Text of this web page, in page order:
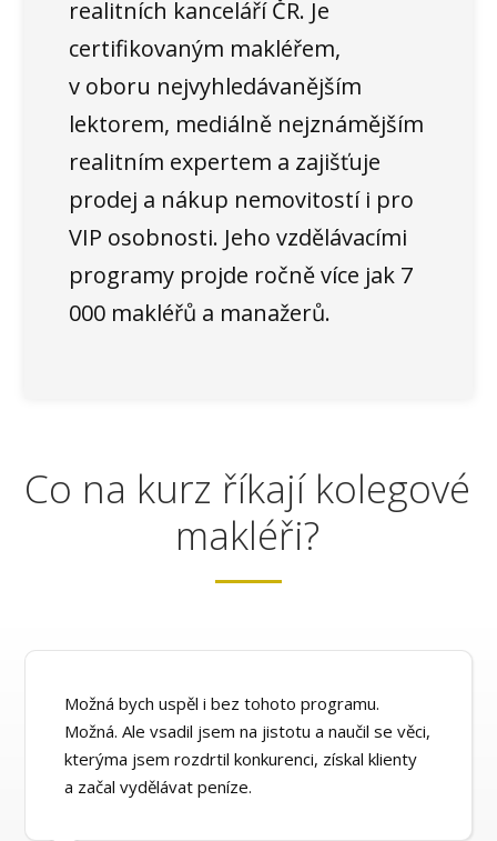
realitních kanceláří ČR. Je
certifikovaným makléřem,
v oboru nejvyhledávanějším
lektorem, mediálně nejznámějším
realitním expertem a zajišťuje
prodej a nákup nemovitostí i pro
VIP osobnosti. Jeho vzdělávacími
programy projde ročně více jak 7
000 makléřů a manažerů.
Co na kurz říkají kolegové
makléři?
Možná bych uspěl i bez tohoto programu.
Možná. Ale vsadil jsem na jistotu a naučil se věci,
kterýma jsem rozdrtil konkurenci, získal klienty
a začal vydělávat peníze.